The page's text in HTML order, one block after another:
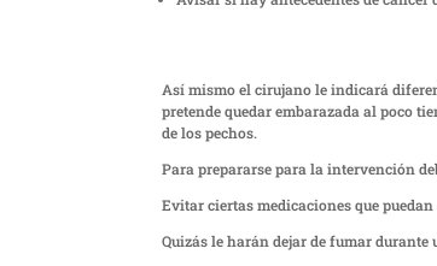
Así mismo el cirujano le indicará
pretende quedar embarazada al poco
de los pechos.
Para prepararse para la intervención
Evitar ciertas medicaciones que
Quizás le harán dejar de fumar